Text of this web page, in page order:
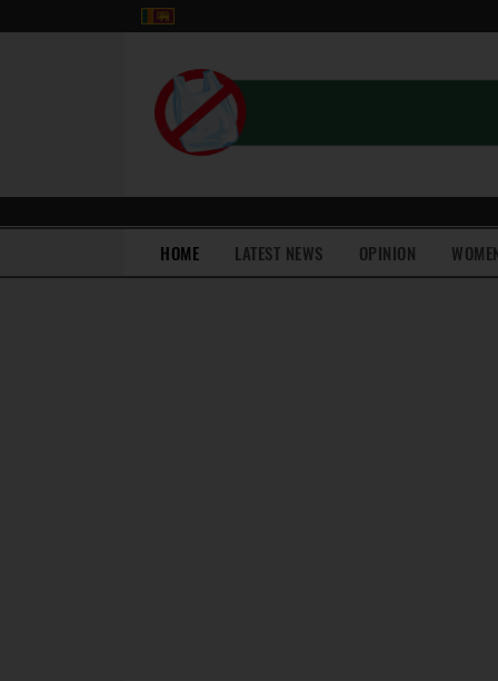
HOME(current)LATEST NEWS OPINION